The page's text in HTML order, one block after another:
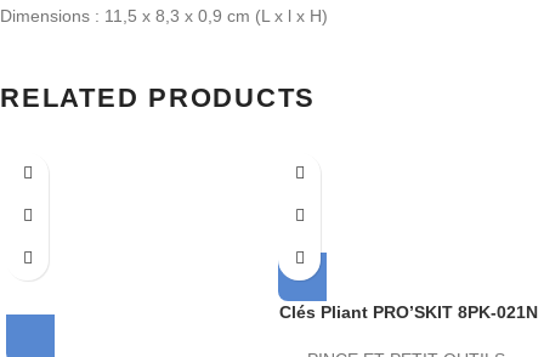
Dimensions : 11,5 x 8,3 x 0,9 cm (L x l x H)
RELATED PRODUCTS
Clés Pliant PRO’SKIT 8PK-021N